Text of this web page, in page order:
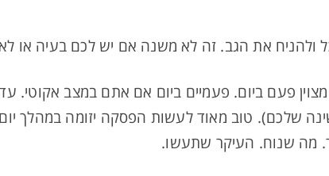
ולהניח את הגב. זה לא משנה אם יש לכם בעיה או
20 דקות, מצוין פעם ביום. פעמיים ביום אם אתם במצב
שלכם). טוב מאוד לעשות הפסקה יזומה במהלך
מה שנוח. העיקר שתעשו.